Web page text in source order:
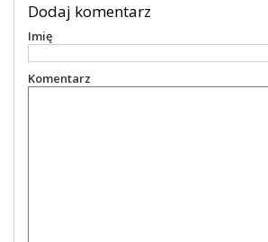
Dodaj komentarz
Imię
Komentarz